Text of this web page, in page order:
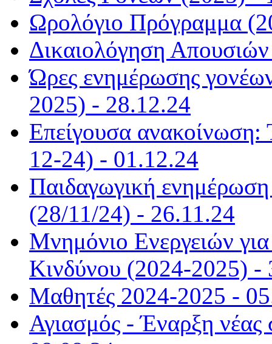
Ωρολόγιο Πρόγραμμα
Δικαιολόγηση
Ώρες ενημέρωσης
2025) - 28.12.24
Επείγουσα
12-24) - 01.12.24
Παιδαγωγική ενημέρωση
(28/11/24) - 26.11.24
Μνημόνιο Ενεργειών
Κινδύνου (2024-2025) -
Μαθητές 2024-2025 -
Αγιασμός - Έναρξη νέας